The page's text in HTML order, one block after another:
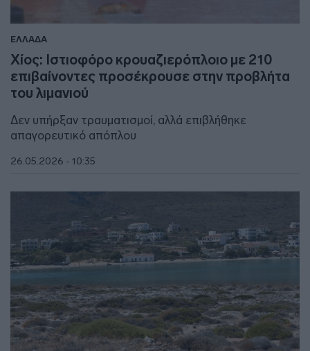
ΕΛΛΑΔΑ
Χίος: Ιστιοφόρο κρουαζιερόπλοιο με 210
επιβαίνοντες προσέκρουσε στην προβλήτα
του λιμανιού
Δεν υπήρξαν τραυματισμοί, αλλά επιβλήθηκε
απαγορευτικό απόπλου
26.05.2026 - 10:35